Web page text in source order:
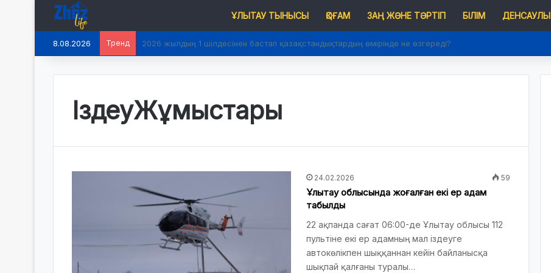
ҰЛЫТАУ ТЫНЫСЫ ҚОҒАМ ЗАҢ ЖӘНЕ ТӘРТІП БІЛІМ ДЕНСАУЛЫҚ
8.08.2026 Тренд 2026 жылдың 1 шілдесінен бастап қазақстандықтардың өмірінде не өзгереді?
ІздеуЖұмыстары
24.02.2026 59
Ұлытау облысында жоғалған екі ер адам
табылды
22 ақпанда сағат 06:00-де Ұлытау облысы 112
пультіне екі ер адамның мал іздеуге
автокөлікпен шыққаннан кейін байланысқа
шықпай қалғаны туралы…